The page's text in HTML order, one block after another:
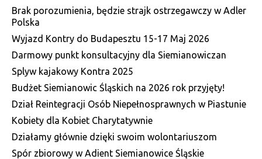
Brak porozumienia, będzie strajk ostrzegawczy w Adler
Polska
Wyjazd Kontry do Budapesztu 15-17 Maj 2026
Darmowy punkt konsultacyjny dla Siemianowiczan
Splyw kajakowy Kontra 2025
Budżet Siemianowic Śląskich na 2026 rok przyjęty!
Dział Reintegracji Osób Niepełnosprawnych w Piastunie
Kobiety dla Kobiet Charytatywnie
Działamy głównie dzięki swoim wolontariuszom
Spór zbiorowy w Adient Siemianowice Śląskie